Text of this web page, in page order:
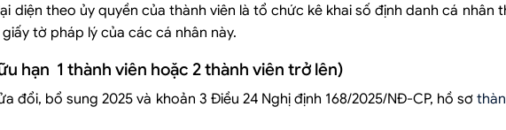
diện theo ủy quyền của thành viên là tổ chức kê khai số định danh cá nhân
tờ pháp lý của các cá nhân này.
hạn 1 thành viên hoặc 2 thành viên trở lên)
đổi, bổ sung 2025 và khoản 3 Điều 24 Nghị định 168/2025/NĐ-CP, hồ sơ